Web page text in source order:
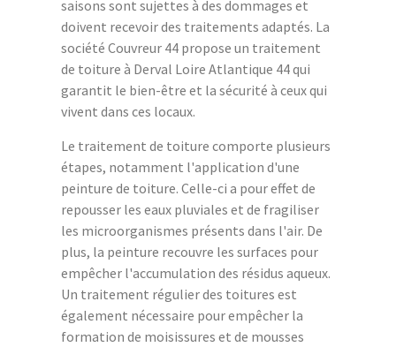
saisons sont sujettes à des dommages et
doivent recevoir des traitements adaptés. La
société Couvreur 44 propose un traitement
de toiture à Derval Loire Atlantique 44 qui
garantit le bien-être et la sécurité à ceux qui
vivent dans ces locaux.
Le traitement de toiture comporte plusieurs
étapes, notamment l'application d'une
peinture de toiture. Celle-ci a pour effet de
repousser les eaux pluviales et de fragiliser
les microorganismes présents dans l'air. De
plus, la peinture recouvre les surfaces pour
empêcher l'accumulation des résidus aqueux.
Un traitement régulier des toitures est
également nécessaire pour empêcher la
formation de moisissures et de mousses